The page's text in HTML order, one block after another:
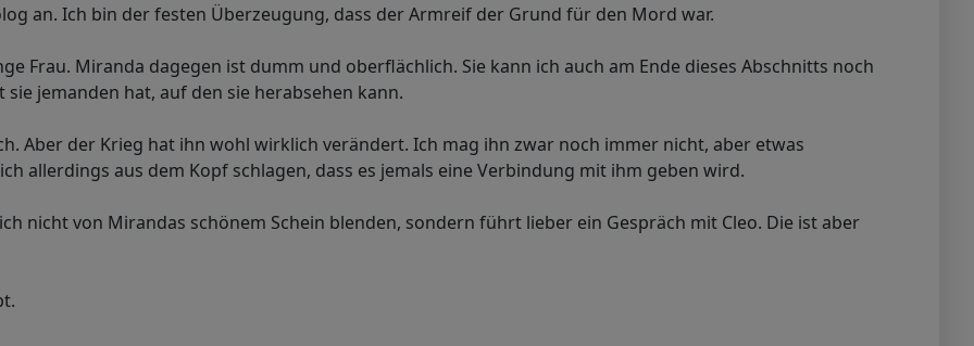
an. Ich bin der festen Überzeugung, dass der Armreif der Grund für den Mord war.
Frau. Miranda dagegen ist dumm und oberflächlich. Sie kann ich auch am Ende dieses Abschnitts noch
jemanden hat, auf den sie herabsehen kann.
Aber der Krieg hat ihn wohl wirklich verändert. Ich mag ihn zwar noch immer nicht, aber etwas
allerdings aus dem Kopf schlagen, dass es jemals eine Verbindung mit ihm geben wird.
nicht von Mirandas schönem Schein blenden, sondern führt lieber ein Gespräch mit Cleo. Die ist aber